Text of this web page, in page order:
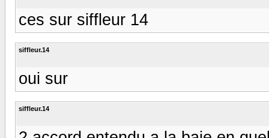
ces sur siffleur 14
siffleur.14
oui sur
siffleur.14